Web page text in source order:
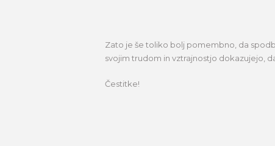
Zato je še toliko bolj pomembno, da
svojim trudom in vztrajnostjo dokazujejo,
Čestitke!